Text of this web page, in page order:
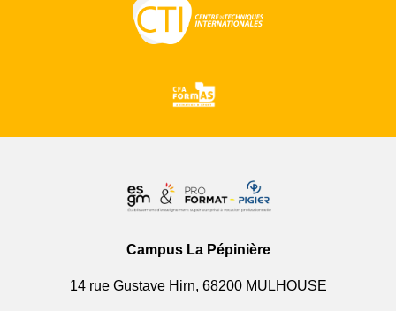
Campus La Pépinière
14 rue Gustave Hirn, 68200 MULHOUSE